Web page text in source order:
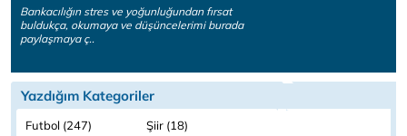
Bankacılığın stres ve yoğunluğundan fırsat
buldukça, okumaya ve düşüncelerimi burada
paylaşmaya ç..
Yazdığım Kategoriler
Futbol (247)
Şiir (18)